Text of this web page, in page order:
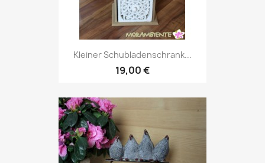
Kleiner Schubladenschrank...
19,00 €